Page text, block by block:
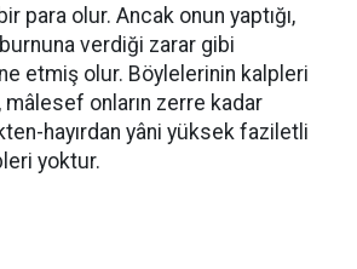
para olur. Ancak onun yaptığı,
verdiği zarar gibi
etmiş olur. Böylelerinin kalpleri
mâlesef onların zerre kadar
hayırdan yâni yüksek faziletli
yoktur.